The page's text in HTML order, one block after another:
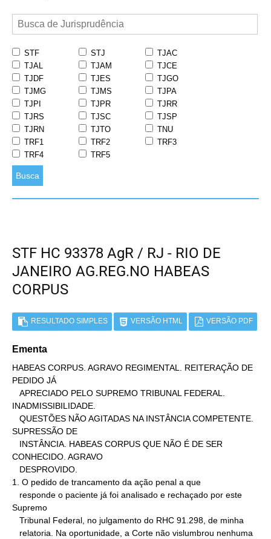
STF STJ
TJAC
TJAL
TJAM
TJCE
TJDF
TJES
TJGO
TJMG
TJMS
TJPA
TJPI
TJPR
TJRR
TJRS
TJSC
TJSP
TJRN
TJTO
TNU
TRF1
TRF2
TRF3
TRF4
TRF5
Busca
STF HC 93378 AgR / RJ - RIO DE
JANEIRO AG.REG.NO HABEAS
CORPUS
RESULTADO SIMPLES VERSÃO HTML VERSÃO PDF
Ementa
HABEAS CORPUS. AGRAVO REGIMENTAL. REITERAÇÃO DE
PEDIDO JÁ
INADMISSIBILIDADE.
SUPRESSÃO DE
CONHECIDO. AGRAVO
1. O pedido de trancamento da ação penal a que
Supremo